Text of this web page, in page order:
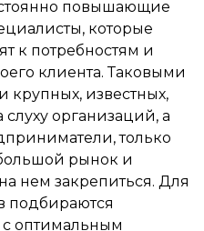
повышающие
которые
к потребностям и
клиента. Таковыми
крупных, известных,
организаций, а
только
рынок и
нем закрепиться. Для
подбираются
оптимальным